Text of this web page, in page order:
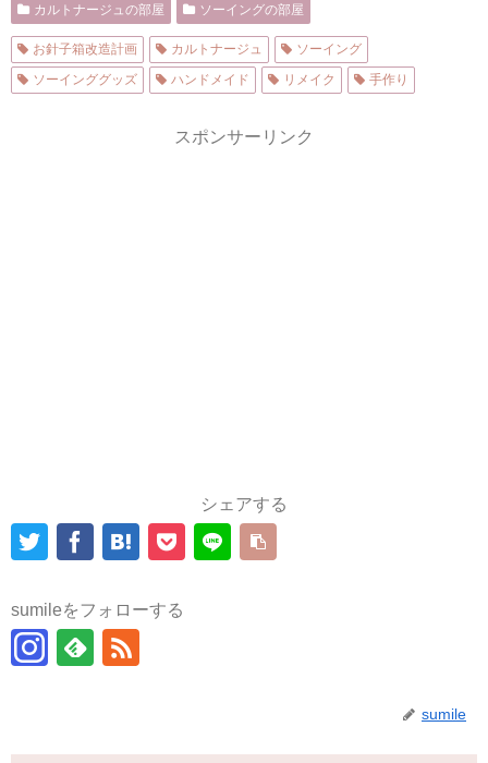
カルトナージュの部屋 ソーイングの部屋
お針子箱改造計画 カルトナージュ
ソーイング
ソーインググッズ
ハンドメイド リメイク 手作り
スポンサーリンク
シェアする
sumileをフォローする
sumile